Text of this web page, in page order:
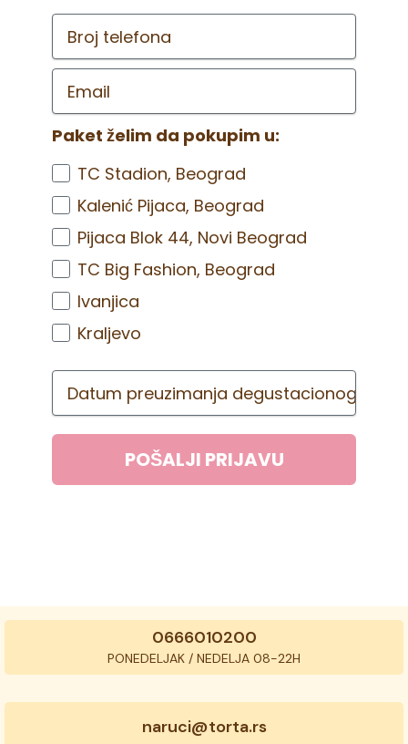
Paket želim da pokupim u:
TC Stadion, Beograd
Kalenić Pijaca, Beograd
Pijaca Blok 44, Novi Beograd
TC Big Fashion, Beograd
Ivanjica
Kraljevo
POŠALJI PRIJAVU
0666010200
PONEDELJAK / NEDELJA 08-22H
naruci@torta.rs